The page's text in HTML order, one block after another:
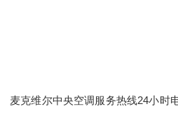
麦克维尔中央空调服务热线24小时